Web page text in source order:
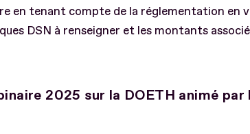
en tenant compte de la réglementation en
DSN à renseigner et les montants
2025 sur la DOETH animé